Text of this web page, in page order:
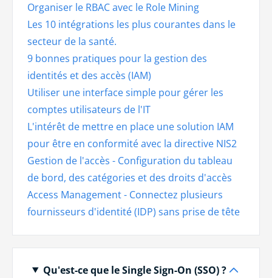
Organiser le RBAC avec le Role Mining
Les 10 intégrations les plus courantes dans le
secteur de la santé.
9 bonnes pratiques pour la gestion des
identités et des accès (IAM)
Utiliser une interface simple pour gérer les
comptes utilisateurs de l'IT
L'intérêt de mettre en place une solution IAM
pour être en conformité avec la directive NIS2
Gestion de l'accès - Configuration du tableau
de bord, des catégories et des droits d'accès
Access Management - Connectez plusieurs
fournisseurs d'identité (IDP) sans prise de tête
Qu'est-ce que le Single Sign-On (SSO) ?